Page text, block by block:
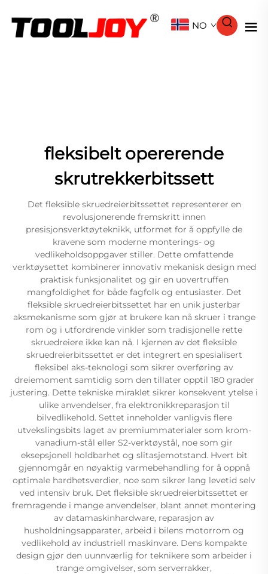
NO
fleksibelt opererende
skrutrekkerbitssett
Det fleksible skruedreierbitssettet representerer en
revolusjonerende fremskritt innen
presisjonsverktøyteknikk, utformet for å oppfylle de
kravene som moderne monterings- og
vedlikeholdsoppgaver stiller. Dette omfattende
verktøysettet kombinerer innovativ mekanisk design med
praktisk funksjonalitet og gir en uovertruffen
mangfoldighet for både fagfolk og entusiaster. Det
fleksible skruedreierbitssettet har en unik justerbar
aksmekanisme som gjør at brukere kan nå skruer i trange
rom og i utfordrende vinkler som tradisjonelle rette
skruedreiere ikke kan nå. I kjernen av det fleksible
skruedreierbitssettet er det integrert en spesialisert
fleksibel aks-teknologi som sikrer overføring av
dreiemoment samtidig som den tillater opptil 180 grader
justering. Dette tekniske miraklet sikrer konsekvent ytelse i
ulike anvendelser, fra elektronikkreparasjon til
bilvedlikehold. Settet inneholder vanligvis flere
utvekslingsbits laget av premiummaterialer som krom-
vanadium-stål eller S2-verktøystål, noe som gir
eksepsjonell holdbarhet og slitasjemotstand. Hvert bit
gjennomgår en nøyaktig varmebehandling for å oppnå
optimale hardhetsverdier, noe som sikrer lang levetid selv
ved intensiv bruk. Det fleksible skruedreierbitssettet er
fremragende i mange anvendelser, blant annet montering
av datamaskinhardware, reparasjon av
husholdningsapparater, arbeid i bilens motorrom og
vedlikehold av industriell maskinvare. Dens kompakte
design gjør den uunnværlig for teknikere som arbeider i
trange omgivelser, som serverrakker,